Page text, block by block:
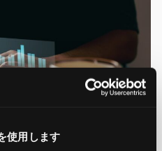
使用します